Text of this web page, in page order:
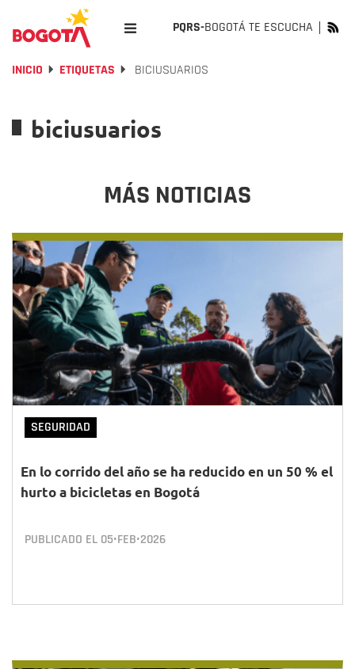
PQRS-BOGOTÁ TE ESCUCHA
INICIO ETIQUETAS BICIUSUARIOS
biciusuarios
MÁS NOTICIAS
SEGURIDAD
En lo corrido del año se ha reducido en un 50 % el
hurto a bicicletas en Bogotá
PUBLICADO EL 05•FEB•2026